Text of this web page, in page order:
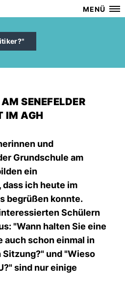
MENÜ
SENEFELDER
IM AGH
und
Grundschule am
ein
ich heute im
begrüßen konnte.
Schülern
"Wann halten Sie eine
auch schon einmal in
und "Wieso
sind nur einige